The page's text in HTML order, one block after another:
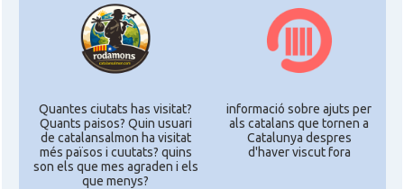
Quantes ciutats has visitat?
Quants paisos? Quin usuari
de catalansalmon ha visitat
més països i cuutats? quins
son els que mes agraden i els
que menys?
informació sobre ajuts per
als catalans que tornen a
Catalunya despres
d'haver viscut fora